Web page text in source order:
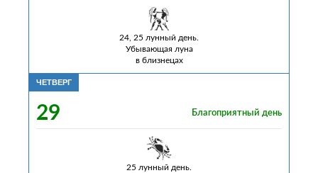
24, 25 лунный день.
Убывающая луна
в близнецах
ЧЕТВЕРГ
29 Благоприятный день
25 лунный день.